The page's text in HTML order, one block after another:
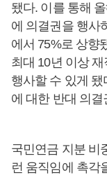
됐다. 이를 통해
에 의결권을 행사
에서 75%로 상향
최대 10년 이상
행사할 수 있게
에 대한 반대 의
국민연금 지분 비
런 움직임에 촉각